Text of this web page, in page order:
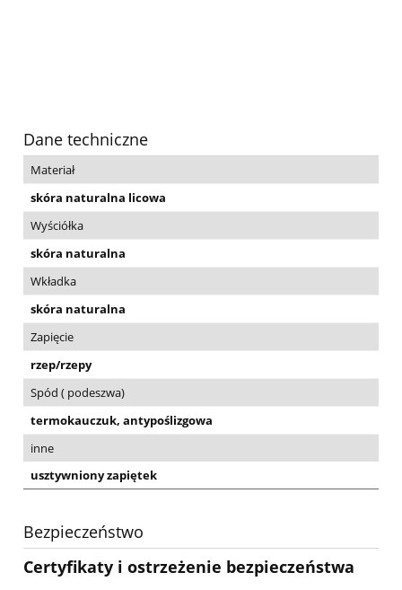
Dane techniczne
Materiał
skóra naturalna licowa
Wyściółka
skóra naturalna
Wkładka
skóra naturalna
Zapięcie
rzep/rzepy
Spód ( podeszwa)
termokauczuk, antypoślizgowa
inne
usztywniony zapiętek
Bezpieczeństwo
Certyfikaty i ostrzeżenie bezpieczeństwa